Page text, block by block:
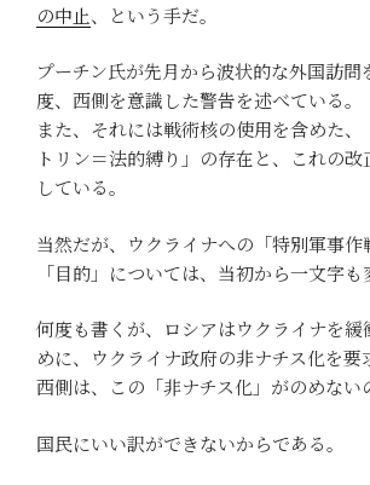
の中止、という手だ。
プーチン氏が先月から波状的な外国訪問
度、西側を意識した警告を述べている。
また、それには戦術核の使用を含めた、
トリン＝法的縛り」の存在と、これの
している。
当然だが、ウクライナへの「特別軍事作
「目的」については、当初から一文字も
何度も書くが、ロシアはウクライナを緩
めに、ウクライナ政府の非ナチス化を要
西側は、この「非ナチス化」がのめない
国民にいい訳ができないからである。